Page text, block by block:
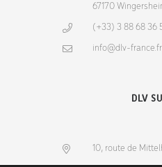
67170
(+33) 3 88 68 36
info@dlv-france.fr
DLV
10, route de